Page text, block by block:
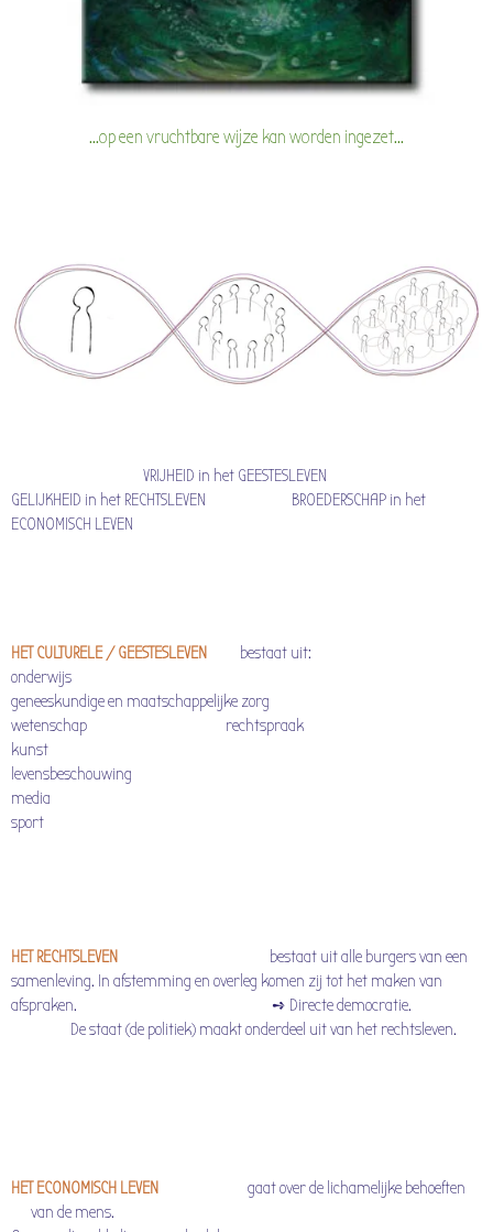
...op een vruchtbare wijze kan worden ingezet...
VRIJHEID in het GEESTESLEVEN
GELIJKHEID in het RECHTSLEVEN BROEDERSCHAP in het
ECONOMISCH LEVEN
HET CULTURELE / GEESTESLEVEN
bestaat uit:
onderwijs
geneeskundige en maatschappelijke zorg
wetenschap rechtspraak
kunst
levensbeschouwing
media
sport
HET RECHTSLEVEN
bestaat uit alle burgers van een
samenleving. In afstemming en overleg komen zij tot het maken van
afspraken. ➺ Directe democratie.
De staat (de politiek) maakt onderdeel uit van het rechtsleven.
HET ECONOMISCH LEVEN
gaat over de lichamelijke behoeften
van de mens.